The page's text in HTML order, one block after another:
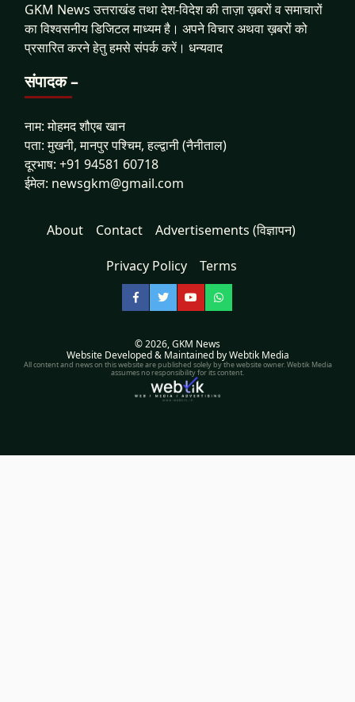
GKM News उत्तराखंड तथा देश-विदेश की ताज़ा ख़बरों व समाचारों
का विश्वसनीय डिजिटल माध्यम है। अपने विचार अथवा ख़बरों को
प्रसारित करने हेतु हमसे संपर्क करें। धन्यवाद
संपादक –
नाम: मोहमद शौएब खान
पता: मुखनी, मानपुर पश्चिम, हल्द्वानी (नैनीताल)
दूरभाष: +91 94581 60718
ईमेल: newsgkm@gmail.com
About Contact Advertisements (विज्ञापन)
Privacy Policy Terms
Facebook
TwitterYouTubeWhatsApp
© 2026,GKM News
Website Developed & Maintained by Webtik Media
All content and news on this website are published solely by the website owner. Webtik Media
assumes no responsibility for its content.